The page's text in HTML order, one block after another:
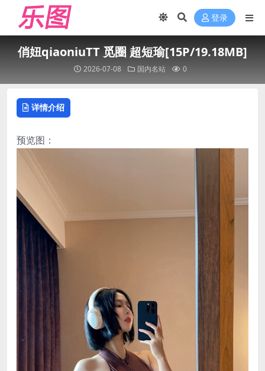
登录
俏妞qiaoniuTT 觅圈 超短瑜[15P/19.18MB]
2026-07-08 国内名站 0
详情介绍
预览图：